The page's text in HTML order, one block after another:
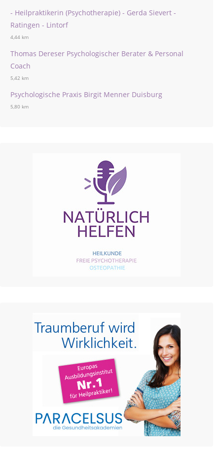
- Heilpraktikerin (Psychotherapie) - Gerda Sievert -
Ratingen - Lintorf
4,44 km
Thomas Dereser Psychologischer Berater & Personal
Coach
5,42 km
Psychologische Praxis Birgit Menner Duisburg
5,80 km